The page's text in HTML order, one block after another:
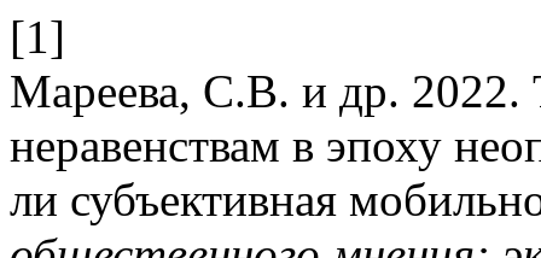
[1]
Мареева, С.В. и др. 2022.
неравенствам в эпоху
ли субъективная